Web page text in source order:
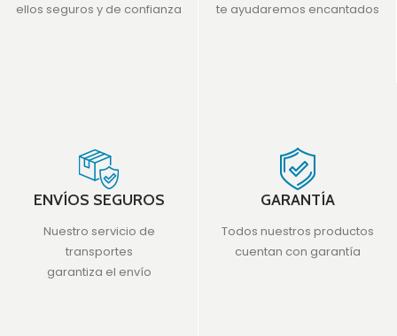
ellos seguros y de confianza
te ayudaremos encantados
ENVÍOS SEGUROS
Nuestro servicio de
transportes
garantiza el envío
GARANTÍA
Todos nuestros productos
cuentan con garantía